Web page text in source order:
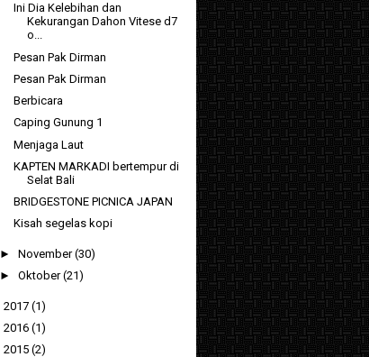
Ini Dia Kelebihan dan
Kekurangan Dahon Vitese d7
o...
Pesan Pak Dirman
Pesan Pak Dirman
Berbicara
Caping Gunung 1
Menjaga Laut
KAPTEN MARKADI bertempur di
Selat Bali
BRIDGESTONE PICNICA JAPAN
Kisah segelas kopi
► November(30)
► Oktober(21)
2017 (1)
2016 (1)
2015 (2)